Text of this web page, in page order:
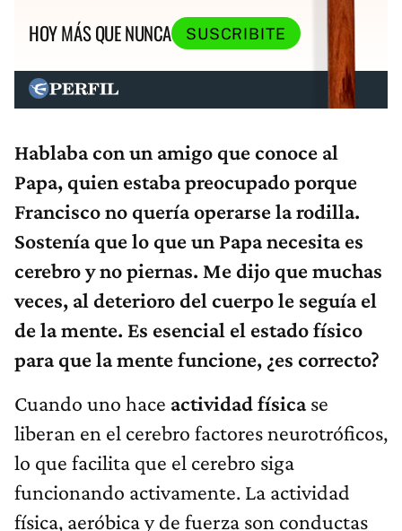
HOY MÁS QUE NUNCA
SUSCRIBITE
Hablaba con un amigo que conoce al
Papa, quien estaba preocupado porque
Francisco no quería operarse la rodilla.
Sostenía que lo que un Papa necesita es
cerebro y no piernas. Me dijo que muchas
veces, al deterioro del cuerpo le seguía el
de la mente. Es esencial el estado físico
para que la mente funcione, ¿es correcto?
Cuando uno hace actividad físicase
liberan en el cerebro factores neurotróficos,
lo que facilita que el cerebro siga
funcionando activamente. La actividad
física, aeróbica y de fuerza son conductas